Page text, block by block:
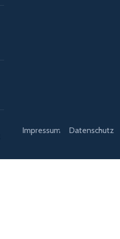
Impressum Datenschutz